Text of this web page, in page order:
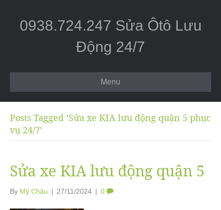
0938.724.247 Sửa Ôtô Lưu
Động 24/7
Menu
Posts Tagged ‘Sửa xe KIA lưu động quận 5 phục
vụ 24/7’
Sửa xe KIA lưu động quận 5
By Mỹ Châu | 27/11/2024 | 0